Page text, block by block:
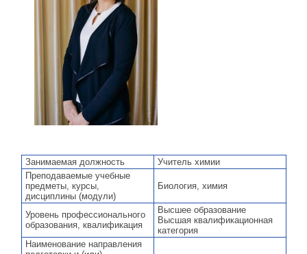
Занимаемая должность
Учитель химии
Преподаваемые учебные
предметы, курсы,
дисциплины (модули)
Биология, химия
Уровень профессионального
образования, квалификация
Высшее образование
Высшая квалификационная
категория
Наименование направления